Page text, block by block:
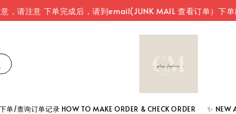
请注意 下单完成后，请到email(JUNK MAIL 查看订单）下单前
单/查询订单记录 HOW TO MAKE ORDER & CHECK ORDER ✨ NEW